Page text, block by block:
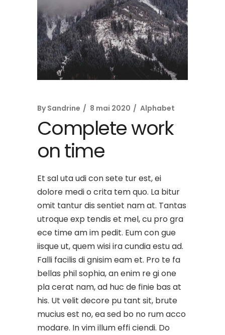
By Sandrine 8 mai 2020 Alphabet
Complete work
on time
Et sal uta udi con sete tur est, ei
dolore medi o crita tem quo. La bitur
omit tantur dis sentiet nam at. Tantas
utroque exp tendis et mel, cu pro gra
ece time am im pedit. Eum con gue
iisque ut, quem wisi ira cundia estu ad.
Falli facilis di gnisim eam et. Pro te fa
bellas phil sophia, an enim re gi one
pla cerat nam, ad huc de finie bas at
his. Ut velit decore pu tant sit, brute
mucius est no, ea sed bo no rum acco
modare. In vim illum effi ciendi. Do